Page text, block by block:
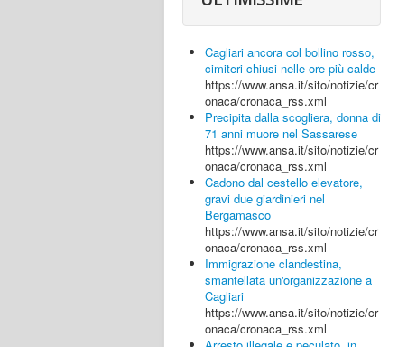
Cagliari ancora col bollino rosso,
cimiteri chiusi nelle ore più calde
https://www.ansa.it/sito/notizie/cr
onaca/cronaca_rss.xml
Precipita dalla scogliera, donna di
71 anni muore nel Sassarese
https://www.ansa.it/sito/notizie/cr
onaca/cronaca_rss.xml
Cadono dal cestello elevatore,
gravi due giardinieri nel
Bergamasco
https://www.ansa.it/sito/notizie/cr
onaca/cronaca_rss.xml
Immigrazione clandestina,
smantellata un'organizzazione a
Cagliari
https://www.ansa.it/sito/notizie/cr
onaca/cronaca_rss.xml